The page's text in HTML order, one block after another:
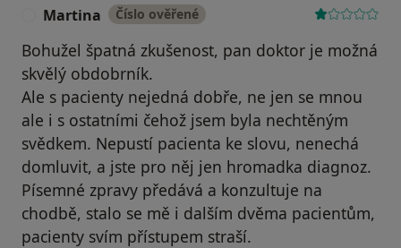
Martina Číslo ověřené
Bohužel špatná zkušenost, pan doktor je možná
skvělý obdobrník.
Ale s pacienty nejedná dobře, ne jen se mnou
ale i s ostatními čehož jsem byla nechtěným
svědkem. Nepustí pacienta ke slovu, nenechá
domluvit, a jste pro něj jen hromadka diagnoz.
Písemné zpravy předává a konzultuje na
chodbě, stalo se mě i dalším dvěma pacientům,
pacienty svím přístupem straší.